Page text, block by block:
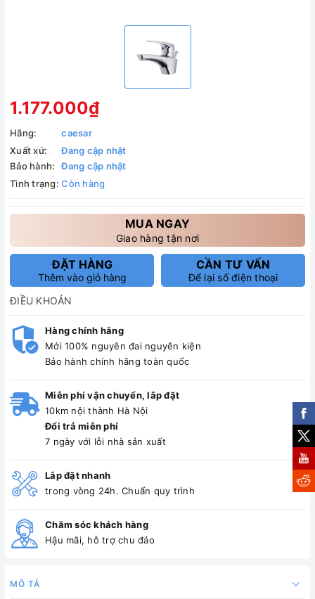
1.177.000₫
Hãng:
caesar
Xuất xứ:
Đang cập nhật
Bảo hành:
Đang cập nhật
Tình trạng: Còn hàng
MUA NGAY
Giao hàng tận nơi
ĐẶT HÀNG
Thêm vào giỏ hàng
CẦN TƯ VẤN
Để lại số điện thoại
ĐIỀU KHOẢN
Hàng chính hãng
Mới 100% nguyên đai nguyên kiện
Bảo hành chính hãng toàn quốc
Miễn phí vận chuyển, lắp đặt
10km nội thành Hà Nội
Đổi trả miễn phí
7 ngày với lỗi nhà sản xuất
Lắp đặt nhanh
trong vòng 24h. Chuẩn quy trình
Chăm sóc khách hàng
Hậu mãi, hỗ trợ chu đáo
MÔ TẢ